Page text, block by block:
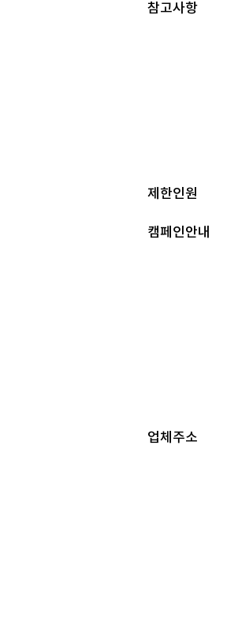
참고사항
제한인원
캠페인안내
업체주소